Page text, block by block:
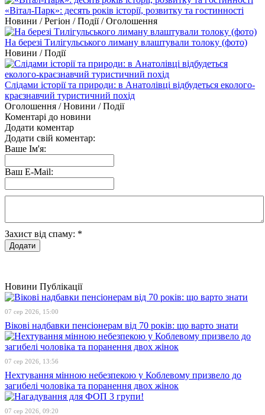
«Вітал-Парк»: десять років історії, розвитку та гостинності
Новини / Регіон / Події / Оголошення
На березі Тилігульського лиману влаштували толоку (фото)
Новини / Події
Слідами історії та природи: в Анатолівці відбудеться еколого-
краєзнавчий туристичний похід
Оголошення / Новини / Події
Коментарі до новини
Додати коментар
Додати свій коментар:
Ваше Ім'я:
Ваш E-Mail:
Захист від спаму: *
Новини Публікації
07 сер 2026, 15:00
Вікові надбавки пенсіонерам від 70 років: що варто знати
07 сер 2026, 13:56
Нехтування мінною небезпекою у Коблевому призвело до
загибелі чоловіка та поранення двох жінок
07 сер 2026, 09:20